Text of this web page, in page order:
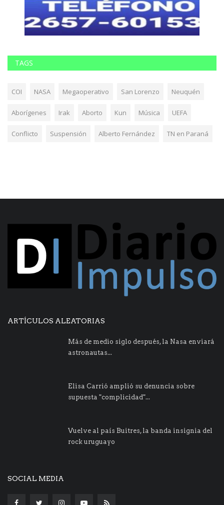
TAGS
COI NASA Megaoperativo San Lorenzo Neuquén
Aborígenes Irak Aborto Kun Música UEFA
Conflicto Suspensión Alberto Fernández TN en Paraná
ARTÍCULOS ALEATORIAS
Más de medio siglo después, la Nasa enviará
astronautas...
Elisa Carrió amplió su denuncia sobre
supuesta "complicidad"...
Vuelve al país Buitres, la banda insignia del
rock uruguayo
SOCIAL MEDIA